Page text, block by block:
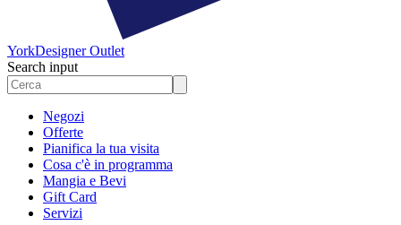
YorkDesigner Outlet
Search input
Negozi
Offerte
Pianifica la tua visita
Cosa c'è in programma
Mangia e Bevi
Gift Card
Servizi